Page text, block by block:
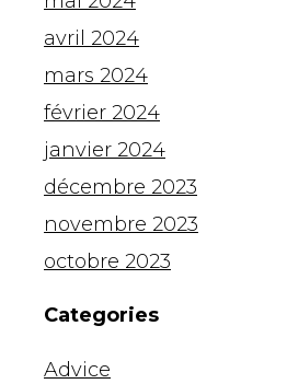
avril 2024
mars 2024
février 2024
janvier 2024
décembre 2023
novembre 2023
octobre 2023
Categories
Advice